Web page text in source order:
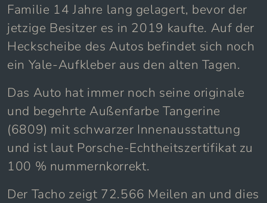
Familie 14 Jahre lang gelagert, bevor der
jetzige Besitzer es in 2019 kaufte. Auf der
Heckscheibe des Autos befindet sich noch
ein Yale-Aufkleber aus den alten Tagen.
Das Auto hat immer noch seine originale
und begehrte Außenfarbe Tangerine
(6809) mit schwarzer Innenausstattung
und ist laut Porsche-Echtheitszertifikat zu
100 % nummernkorrekt.
Der Tacho zeigt 72.566 Meilen an und dies